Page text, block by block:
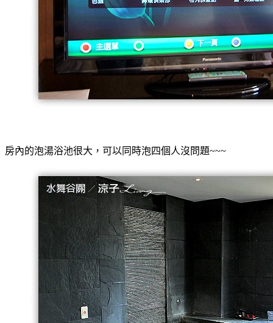
房內的泡湯浴池很大，可以同時泡四個人沒問題~~~